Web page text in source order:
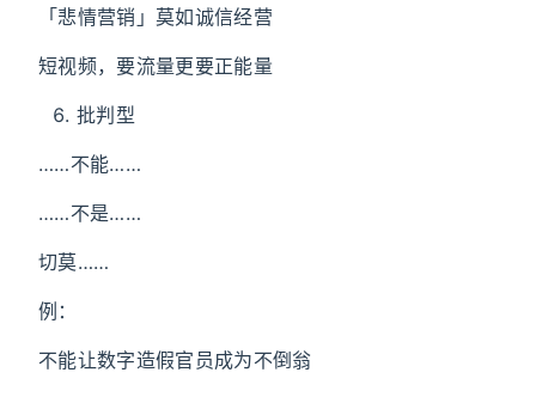
「悲情营销」莫如诚信经营
短视频，要流量更要正能量
批判型
……不能……
……不是……
切莫……
例：
不能让数字造假官员成为不倒翁